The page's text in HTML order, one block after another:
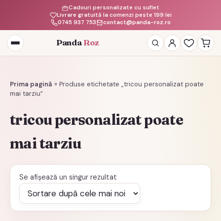
Livrare gratuită la comenzi peste 199 lei
Cadouri personalizate cu suflet
0745 937 753
contact@panda-roz.ro
Deschide
meniul
Panda Roz
Prima pagină » Produse etichetate „tricou personalizat poate
mai tarziu”
tricou personalizat poate
mai tarziu
Se afișează un singur rezultat